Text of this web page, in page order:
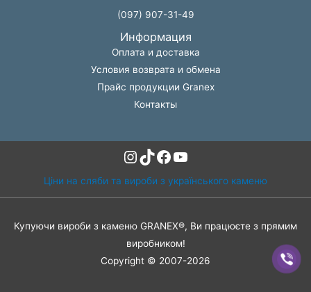
(097) 907-31-49
Информация
Оплата и доставка
Условия возврата и обмена
Прайс продукции Granex
Контакты
Instagram
TikTok
Facebook
YouTube
Ціни на сляби та вироби з українського каменю
Купуючи вироби з каменю GRANEX®, Ви працюєте з прямим
виробником!
Copyright © 2007-2026